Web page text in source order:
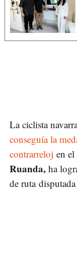
La ciclista
conseguía la
contrarreloj en
Ruanda, ha
de ruta disputada